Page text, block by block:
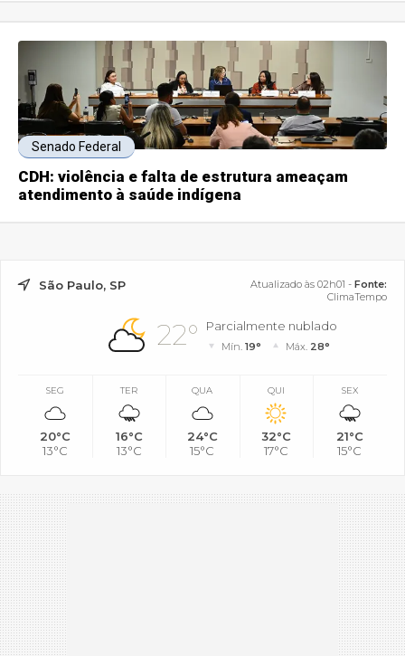
Senado Federal
CDH: violência e falta de estrutura ameaçam
atendimento à saúde indígena
São Paulo, SP Atualizado às 02h01 - Fonte:
ClimaTempo
22° Parcialmente nublado
Mín.19° Máx. 28°
SEG
20°C
13°C
TER
16°C
13°C
QUA
24°C
15°C
QUI
32°C
17°C
SEX
21°C
15°C